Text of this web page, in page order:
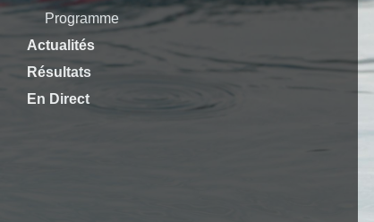
Programme
Actualités
Résultats
En Direct